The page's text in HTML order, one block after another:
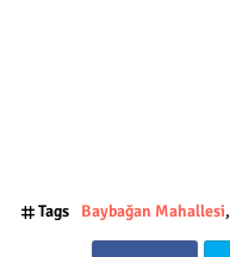
Tags Baybağan Mahallesi